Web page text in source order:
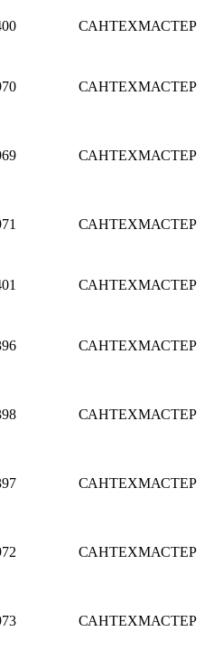
САНТЕХМАСТЕР
САНТЕХМАСТЕР
САНТЕХМАСТЕР
САНТЕХМАСТЕР
САНТЕХМАСТЕР
САНТЕХМАСТЕР
САНТЕХМАСТЕР
САНТЕХМАСТЕР
САНТЕХМАСТЕР
САНТЕХМАСТЕР